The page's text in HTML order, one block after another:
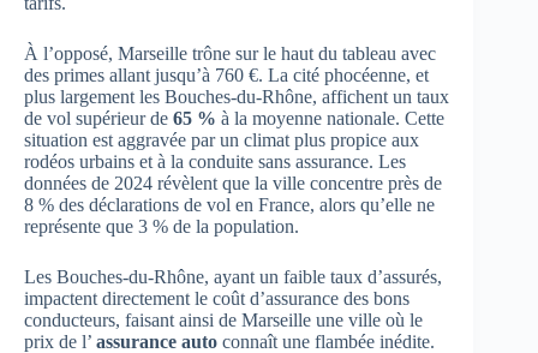
À l’opposé, Marseille trône sur le haut du tableau avec
des primes allant jusqu’à 760 €. La cité phocéenne, et
plus largement les Bouches-du-Rhône, affichent un taux
de vol supérieur de 65 % à la moyenne nationale. Cette
situation est aggravée par un climat plus propice aux
rodéos urbains et à la conduite sans assurance. Les
données de 2024 révèlent que la ville concentre près de
8 % des déclarations de vol en France, alors qu’elle ne
représente que 3 % de la population.
Les Bouches-du-Rhône, ayant un faible taux d’assurés,
impactent directement le coût d’assurance des bons
conducteurs, faisant ainsi de Marseille une ville où le
prix de l’ assurance auto connaît une flambée inédite.